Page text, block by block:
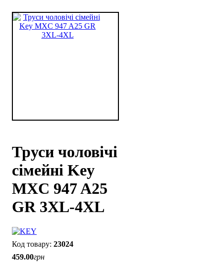
Труси чоловічі
сімейні Key
MXC 947 A25
GR 3XL-4XL
23024
459.00грн